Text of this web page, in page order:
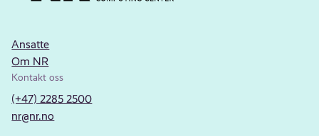
Ansatte
Om NR
Kontakt oss
(+47) 2285 2500
nr@nr.no